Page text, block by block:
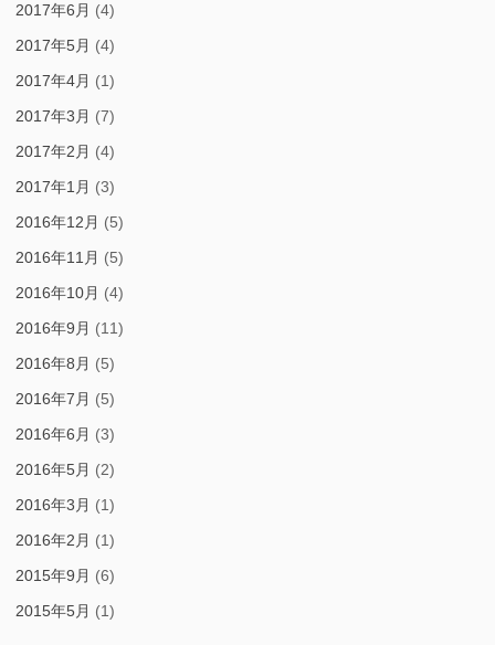
2017年6月 (4)
2017年5月 (4)
2017年4月 (1)
2017年3月 (7)
2017年2月 (4)
2017年1月 (3)
2016年12月 (5)
2016年11月 (5)
2016年10月 (4)
2016年9月 (11)
2016年8月 (5)
2016年7月 (5)
2016年6月 (3)
2016年5月 (2)
2016年3月 (1)
2016年2月 (1)
2015年9月 (6)
2015年5月 (1)